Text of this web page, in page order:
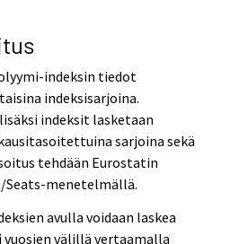
indeksin tiedot
indeksisarjoina.
indeksit lasketaan
sarjoina sekä
tehdään Eurostatin
menetelmällä.
avulla voidaan laskea
välillä vertaamalla